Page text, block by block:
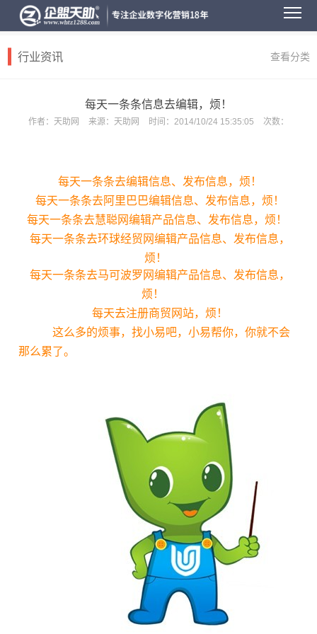
行业资讯 查看分类
每天一条条信息去编辑，烦！
作者： 天助网 来源： 天助网 时间： 2014/10/24 15:35:05 次数：
每天一条条去编辑信息、发布信息，烦！
每天一条条去阿里巴巴编辑信息、发布信息，烦！
每天一条条去慧聪网编辑产品信息、发布信息，烦！
每天一条条去环球经贸网编辑产品信息、发布信息，
烦！
每天一条条去马可波罗网编辑产品信息、发布信息，
烦！
每天去注册商贸网站，烦！
这么多的烦事，找小易吧，小易帮你，你就不会
那么累了。